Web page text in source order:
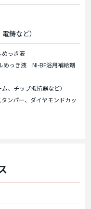
鋳など）
めっき液
めっき液 NI-BF浴用補給剤
、チップ抵抗器など）
パー、ダイヤモンドカッ